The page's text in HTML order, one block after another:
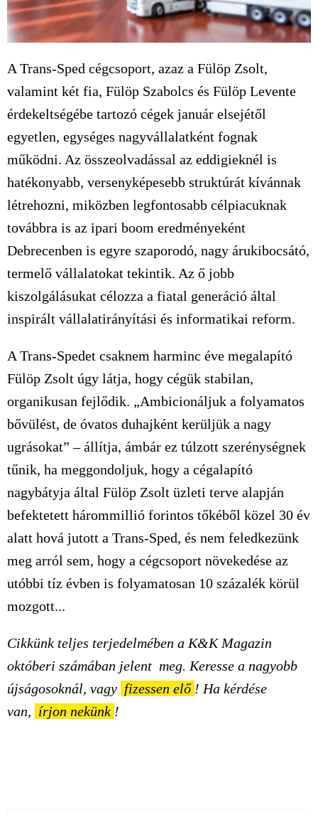
A Trans-Sped cégcsoport, azaz a Fülöp Zsolt,
valamint két fia, Fülöp Szabolcs és Fülöp Levente
érdekeltségébe tartozó cégek január elsejétől
egyetlen, egységes nagyvállalatként fognak
működni. Az összeolvadással az eddigieknél is
hatékonyabb, versenyképesebb struktúrát kívánnak
létrehozni, miközben legfontosabb célpiacuknak
továbbra is az ipari boom eredményeként
Debrecenben is egyre szaporodó, nagy árukibocsátó,
termelő vállalatokat tekintik. Az ő jobb
kiszolgálásukat célozza a fiatal generáció által
inspirált vállalatirányítási és informatikai reform.
A Trans-Spedet csaknem harminc éve megalapító
Fülöp Zsolt úgy látja, hogy cégük stabilan,
organikusan fejlődik. „Ambicionáljuk a folyamatos
bővülést, de óvatos duhajként kerüljük a nagy
ugrásokat” – állítja, ámbár ez túlzott szerénységnek
tűnik, ha meggondoljuk, hogy a cégalapító
nagybátyja által Fülöp Zsolt üzleti terve alapján
befektetett hárommillió forintos tőkéből közel 30 év
alatt hová jutott a Trans-Sped, és nem feledkezünk
meg arról sem, hogy a cégcsoport növekedése az
utóbbi tíz évben is folyamatosan 10 százalék körül
mozgott...
Cikkünk teljes terjedelmében a K&K Magazin
októberi számában jelent meg. Keresse a nagyobb
újságosoknál, vagy fizessen elő ! Ha kérdése
van, írjon nekünk !